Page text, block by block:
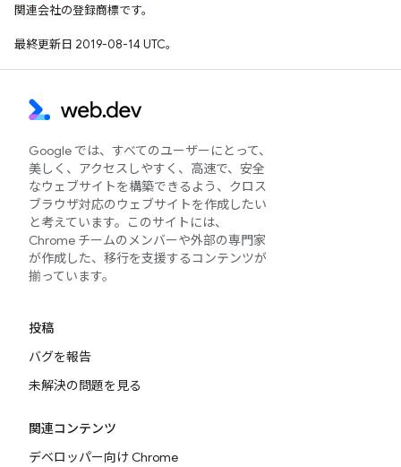
関連会社の登録商標です。
最終更新日 2019-08-14 UTC。
Google では、すべてのユーザーにとって、
美しく、アクセスしやすく、高速で、安全
なウェブサイトを構築できるよう、クロス
ブラウザ対応のウェブサイトを作成したい
と考えています。このサイトには、
Chrome チームのメンバーや外部の専門家
が作成した、移行を支援するコンテンツが
揃っています。
投稿
バグを報告
未解決の問題を見る
関連コンテンツ
デベロッパー向け Chrome